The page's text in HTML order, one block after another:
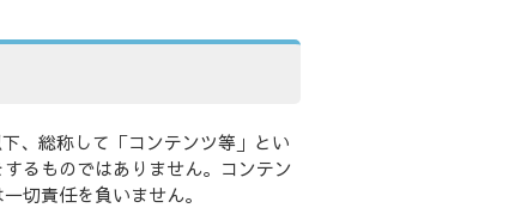
、総称して「コンテンツ等」とい
るものではありません。コンテン
切責任を負いません。